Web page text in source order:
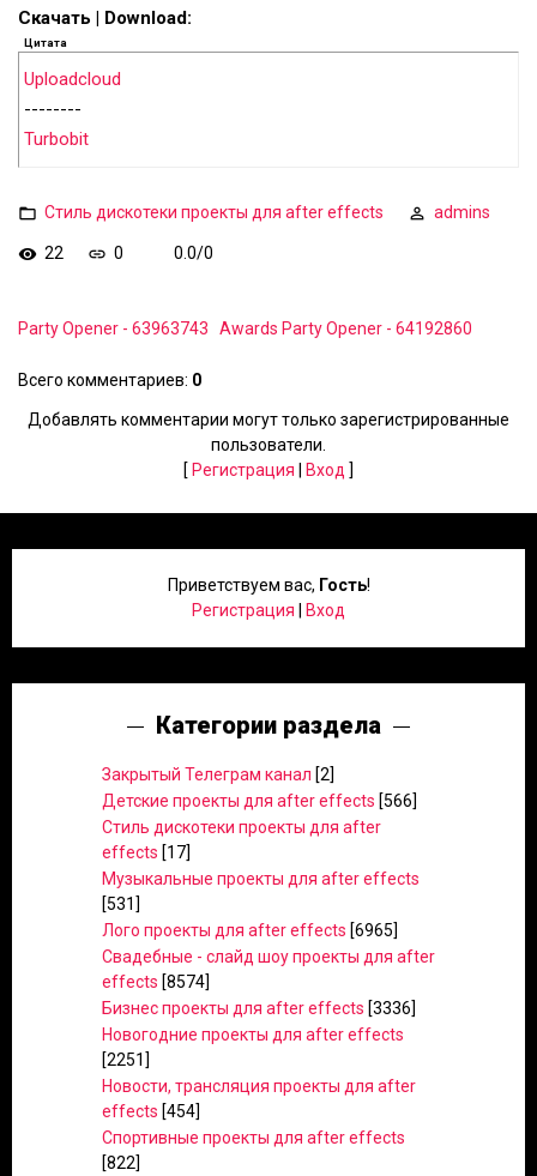
Скачать | Download:
Цитата
Uploadcloud
--------
Turbobit
Стиль дискотеки проекты для after effects admins
22 0 0.0/0
Party Opener - 63963743 Awards Party Opener - 64192860
Всего комментариев: 0
Добавлять комментарии могут только зарегистрированные
пользователи.
[ Регистрация Вход ]
Приветствуем вас, Гость!
Регистрация
Вход
Категории раздела
Закрытый Телеграм канал [2]
Детские проекты для after effects [566]
Стиль дискотеки проекты для after
effects [17]
Музыкальные проекты для after effects
[531]
Лого проекты для after effects [6965]
Свадебные - слайд шоу проекты для after
effects [8574]
Бизнес проекты для after effects [3336]
Новогодние проекты для after effects
[2251]
Новости, трансляция проекты для after
effects [454]
Спортивные проекты для after effects
[822]